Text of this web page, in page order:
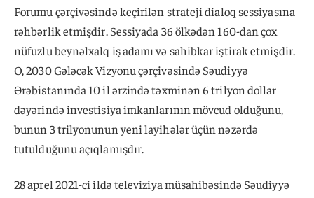
Forumu çərçivəsində keçirilən strateji dialoq sessiyasına
rəhbərlik etmişdir. Sessiyada 36 ölkədən 160-dan çox
nüfuzlu beynəlxalq iş adamı və sahibkar iştirak etmişdir.
O, 2030 Gələcək Vizyonu çərçivəsində Səudiyyə
Ərəbistanında 10 il ərzində təxminən 6 trilyon dollar
dəyərində investisiya imkanlarının mövcud olduğunu,
bunun 3 trilyonunun yeni layihələr üçün nəzərdə
tutulduğunu açıqlamışdır.
28 aprel 2021-ci ildə televiziya müsahibəsində Səudiyyə